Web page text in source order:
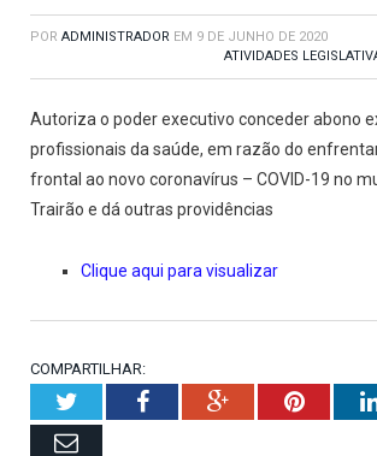
POR ADMINISTRADOR EM 9 DE JUNHO DE 2020
ATIVIDADES
Autoriza o poder executivo conceder abono
profissionais da saúde, em razão do
frontal ao novo coronavírus – COVID-19 no
Trairão e dá outras providências
Clique aqui para visualizar
COMPARTILHAR:
TwitterFacebookGoogle+
Email